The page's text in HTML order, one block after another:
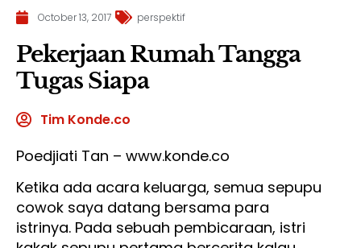
October 13, 2017 perspektif
Pekerjaan Rumah Tangga
Tugas Siapa
Tim Konde.co
Poedjiati Tan – www.konde.co
Ketika ada acara keluarga, semua sepupu
cowok saya datang bersama para
istrinya. Pada sebuah pembicaraan, istri